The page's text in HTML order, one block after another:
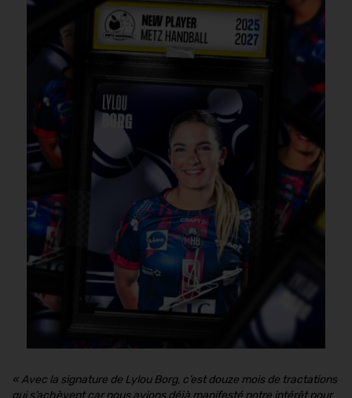
«Avec la signature de Lylou Borg, c’est douze mois de tractations